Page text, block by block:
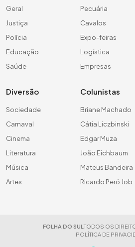
Geral
Justiça
Polícia
Educação
Saúde
Pecuária
Cavalos
Expo-feiras
Logística
Empresas
Diversão
Sociedade
Carnaval
Cinema
Literatura
Música
Artes
Colunistas
Briane Machado
Cátia Liczbinski
Edgar Muza
João Eichbaum
Mateus Bandeira
Ricardo Peró Job
FOLHA DO SUL TODOS OS
POLÍTICA DE